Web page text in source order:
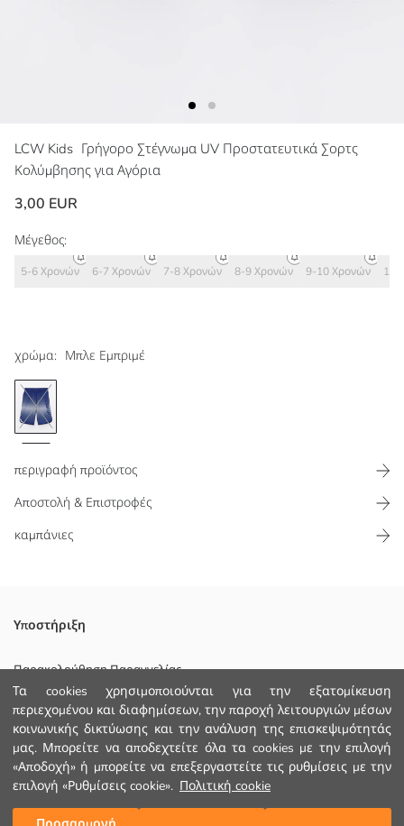
Τα cookies χρησιμοποιούνται για την εξατομίκευση
περιεχομένου και διαφημίσεων, την παροχή λειτουργιών μέσων
κοινωνικής δικτύωσης και την ανάλυση της επισκεψιμότητάς
μας. Μπορείτε να αποδεχτείτε όλα τα cookies με την επιλογή
«Αποδοχή» ή μπορείτε να επεξεργαστείτε τις ρυθμίσεις με την
επιλογή «Ρυθμίσεις cookie». Πολιτική cookie
LCW Kids Γρήγορο Στέγνωμα UV Προστατευτικά Σορτς
Κολύμβησης για Αγόρια
3,00 EUR
χρώμα: Μπλε Εμπριμέ
Μέγεθος:
5-6 Χρονών 6-7 Χρονών 7-8 Χρονών 8-9 Χρονών 9-10 Χρονών 10-
περιγραφή προϊόντος
Αποστολή & Επιστροφές
καμπάνιες
Ελαστική Μέση και Ρυθμιζόμενο Κορδόνι για αγόρια Σορτς
Κολύμβησης, Εκτυπωμένο Διαθέτει Προστασία UV και Ιδιότητες
Κυριο Υφασμα:
Φοδρα:
Χώρα προέλευσης:
Πωλητής:
Υπο-μάρκα:
Φύλο:
Εφαρμογή:
Ύφασμα:
Υποστήριξη
Παρακολούθηση Παραγγελίας
Φόρμα Επικοινωνίας
+30 2102201080
ΒΟΗΘΕΙΑ